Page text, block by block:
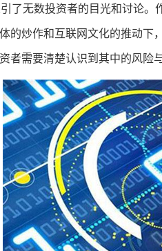
了无数投资者的目光和讨论。
的炒作和互联网文化的推动下
者需要清楚认识到其中的风险